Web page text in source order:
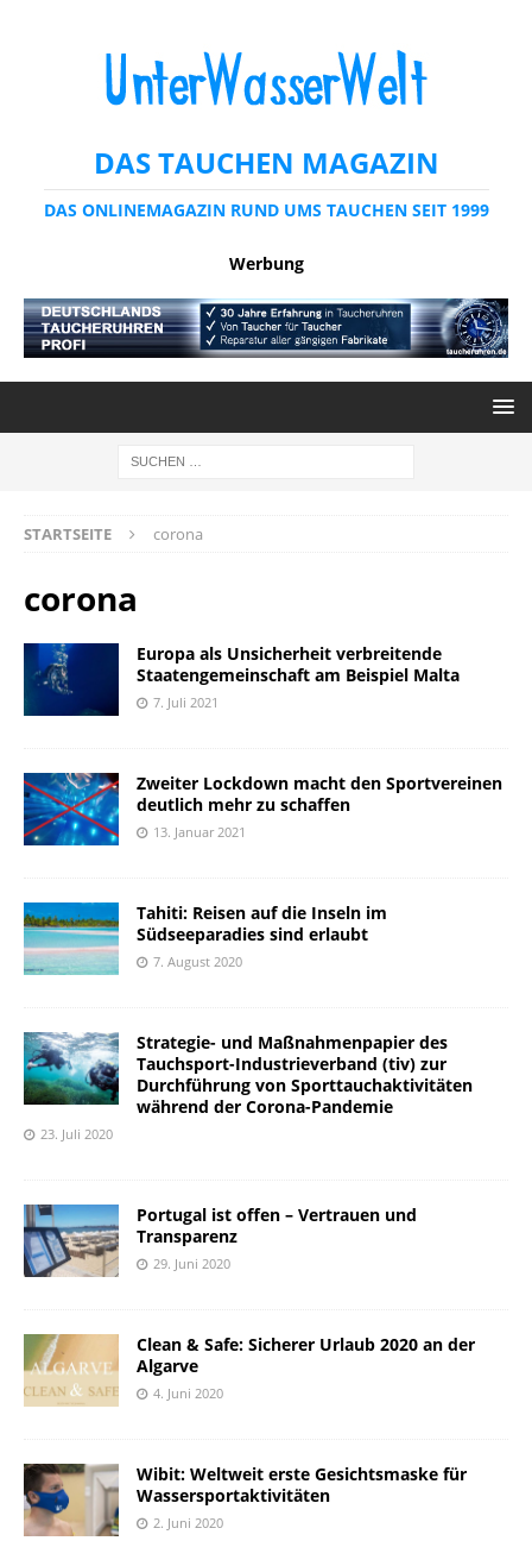
DAS TAUCHEN MAGAZIN
DAS ONLINEMAGAZIN RUND UMS TAUCHEN SEIT 1999
Werbung
STARTSEITE corona
corona
Europa als Unsicherheit verbreitende
Staatengemeinschaft am Beispiel Malta
7. Juli 2021
Zweiter Lockdown macht den Sportvereinen
deutlich mehr zu schaffen
13. Januar 2021
Tahiti: Reisen auf die Inseln im
Südseeparadies sind erlaubt
7. August 2020
Strategie- und Maßnahmenpapier des
Tauchsport-Industrieverband (tiv) zur
Durchführung von Sporttauchaktivitäten
während der Corona-Pandemie
23. Juli 2020
Portugal ist offen – Vertrauen und
Transparenz
29. Juni 2020
Clean & Safe: Sicherer Urlaub 2020 an der
Algarve
4. Juni 2020
Wibit: Weltweit erste Gesichtsmaske für
Wassersportaktivitäten
2. Juni 2020